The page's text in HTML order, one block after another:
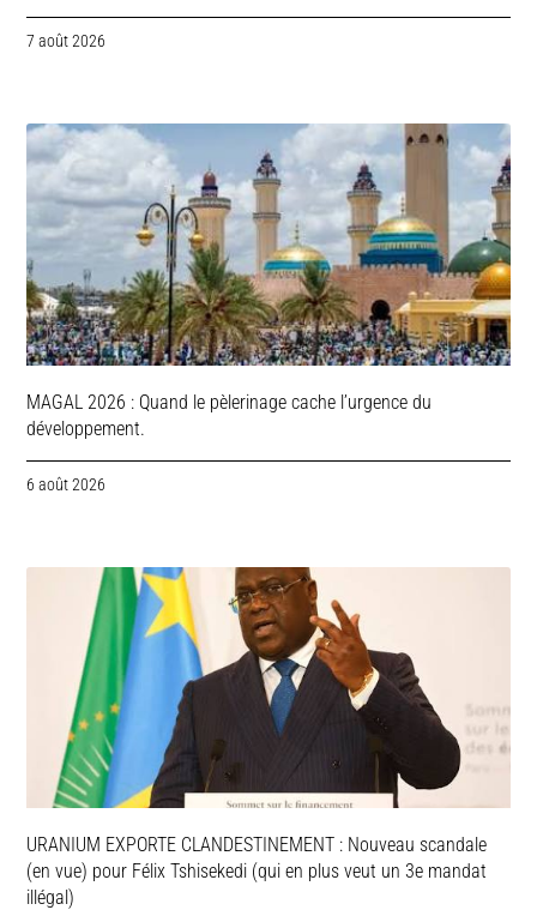
7 août 2026
MAGAL 2026 : Quand le pèlerinage cache l’urgence du
développement.
6 août 2026
URANIUM EXPORTE CLANDESTINEMENT : Nouveau scandale
(en vue) pour Félix Tshisekedi (qui en plus veut un 3e mandat
illégal)